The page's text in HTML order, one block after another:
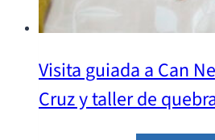
Visita guiada a Can
Cruz y taller de